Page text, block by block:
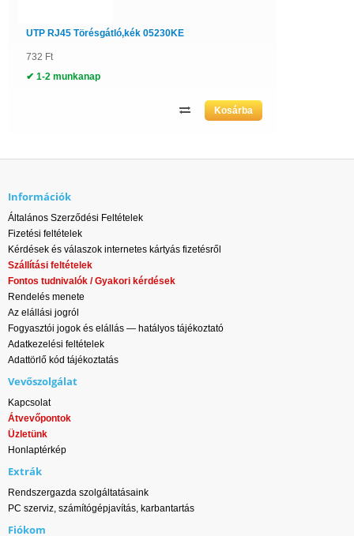
UTP RJ45 Törésgátló,kék 05230KE
732 Ft
✔ 1-2 munkanap
Információk
Általános Szerződési Feltételek
Fizetési feltételek
Kérdések és válaszok internetes kártyás fizetésről
Szállítási feltételek
Fontos tudnivalók / Gyakori kérdések
Rendelés menete
Az elállási jogról
Fogyasztói jogok és elállás — hatályos tájékoztató
Adatkezelési feltételek
Adattörlő kód tájékoztatás
Vevőszolgálat
Kapcsolat
Átvevőpontok
Üzletünk
Honlaptérkép
Extrák
Rendszergazda szolgáltatásaink
PC szerviz, számítógépjavítás, karbantartás
Fiókom